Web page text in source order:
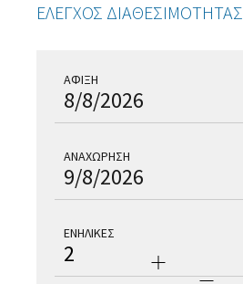
ΕΛΕΓΧΟΣ ΔΙΑΘΕΣΙΜΟΤΗΤΑΣ
ΑΦΙΞΗ
8/8/2026
ΑΝΑΧΩΡΗΣΗ
9/8/2026
ΕΝΗΛΙΚΕΣ
2